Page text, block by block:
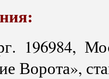
196984,
Ворота»,